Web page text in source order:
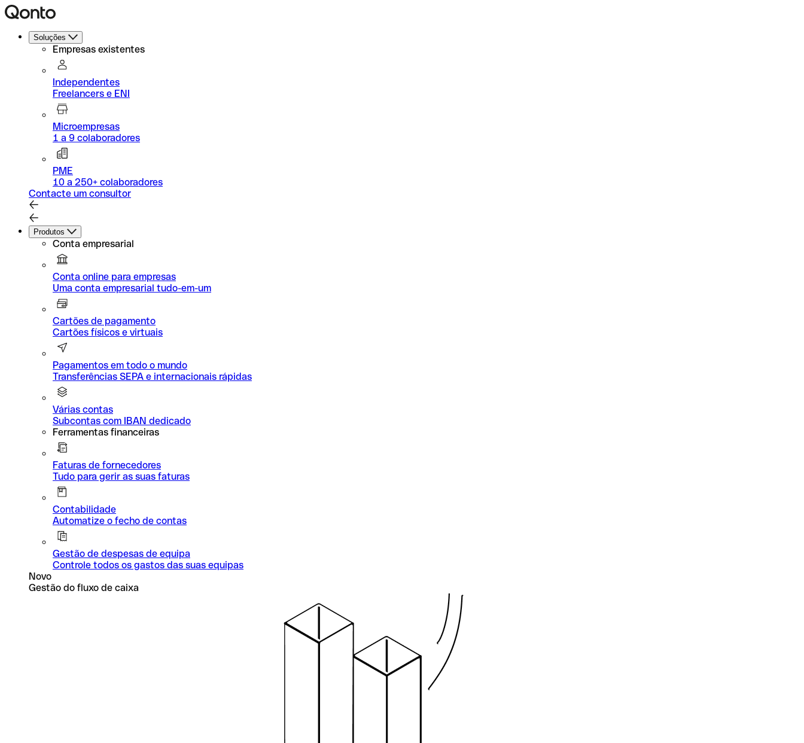
Soluções
Empresas existentes
Independentes
Freelancers e ENI
Microempresas
1 a 9 colaboradores
PME
10 a 250+ colaboradores
Contacte um consultor
Produtos
Conta empresarial
Conta online para empresas
Uma conta empresarial tudo-em-um
Cartões de pagamento
Cartões físicos e virtuais
Pagamentos em todo o mundo
Transferências SEPA e internacionais rápidas
Várias contas
Subcontas com IBAN dedicado
Ferramentas financeiras
Faturas de fornecedores
Tudo para gerir as suas faturas
Contabilidade
Automatize o fecho de contas
Gestão de despesas de equipa
Controle todos os gastos das suas equipas
Novo
Gestão do fluxo de caixa